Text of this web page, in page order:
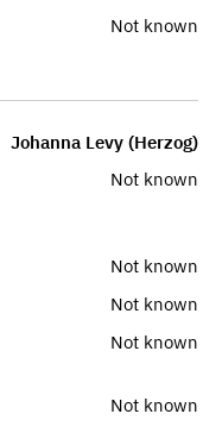
Not known
Johanna Levy (Herzog)
Not known
Not known
Not known
Not known
Not known